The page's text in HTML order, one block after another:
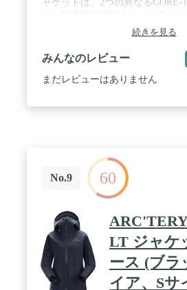
ャケットは、2つの異なるGORE-
し、重量を最小限に抑えます。 /
- さまざまなアクティビティや条
性の高い高性能デザイン。 / ベ
まなアクティビティや条件に対応
アテックス - 防水、防風、通気性
続きを見る
みんなのレビュー
まだレビューはありません
No.9 60
LT ジャケ
ース (ブラ
イア、Sサ